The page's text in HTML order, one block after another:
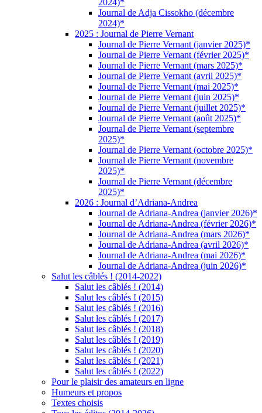
2024)*
Journal de Adja Cissokho (décembre
2024)*
2025 : Journal de Pierre Vernant
Journal de Pierre Vernant (janvier 2025)*
Journal de Pierre Vernant (février 2025)*
Journal de Pierre Vernant (mars 2025)*
Journal de Pierre Vernant (avril 2025)*
Journal de Pierre Vernant (mai 2025)*
Journal de Pierre Vernant (juin 2025)*
Journal de Pierre Vernant (juillet 2025)*
Journal de Pierre Vernant (août 2025)*
Journal de Pierre Vernant (septembre
2025)*
Journal de Pierre Vernant (octobre 2025)*
Journal de Pierre Vernant (novembre
2025)*
Journal de Pierre Vernant (décembre
2025)*
2026 : Journal d’Adriana-Andrea
Journal de Adriana-Andrea (janvier 2026)*
Journal de Adriana-Andrea (février 2026)*
Journal de Adriana-Andrea (mars 2026)*
Journal de Adriana-Andrea (avril 2026)*
Journal de Adriana-Andrea (mai 2026)*
Journal de Adriana-Andrea (juin 2026)*
Salut les câblés ! (2014-2022)
Salut les câblés ! (2014)
Salut les câblés ! (2015)
Salut les câblés ! (2016)
Salut les câblés ! (2017)
Salut les câblés ! (2018)
Salut les câblés ! (2019)
Salut les câblés ! (2020)
Salut les câblés ! (2021)
Salut les câblés ! (2022)
Pour le plaisir des amateurs en ligne
Humeurs et propos
Textes choisis